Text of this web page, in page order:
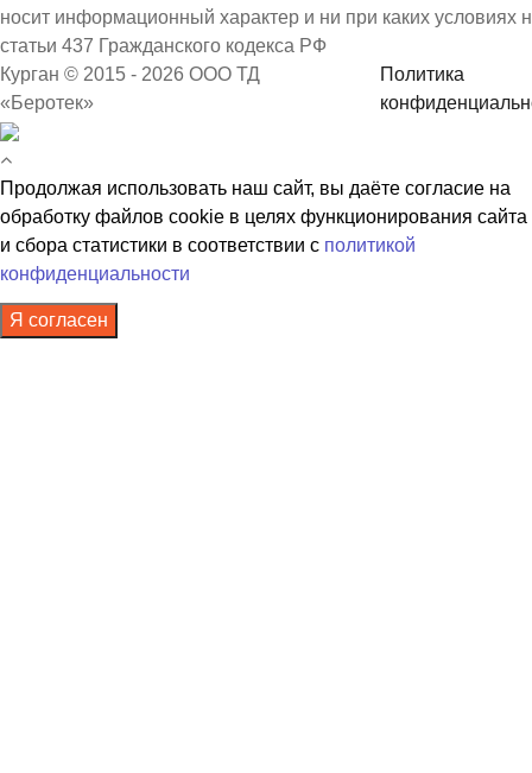
носит информационный характер и ни при каких
статьи 437 Гражданского кодекса РФ
Курган © 2015 - 2026 ООО ТД
«Беротек»
Политика
Продолжая использовать наш сайт, вы даёте согласие на
обработку файлов cookie в целях функционирования сайта
и сбора статистики в соответствии с политикой
конфиденциальности
Я согласен